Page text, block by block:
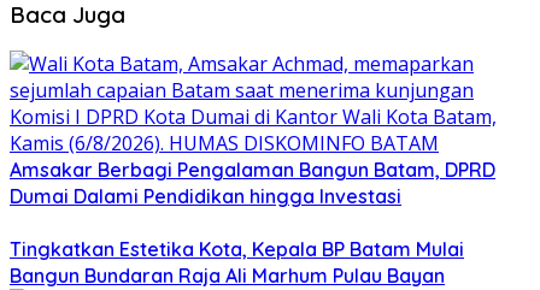
Baca Juga
Amsakar Berbagi Pengalaman Bangun Batam, DPRD
Dumai Dalami Pendidikan hingga Investasi
Tingkatkan Estetika Kota, Kepala BP Batam Mulai
Bangun Bundaran Raja Ali Marhum Pulau Bayan